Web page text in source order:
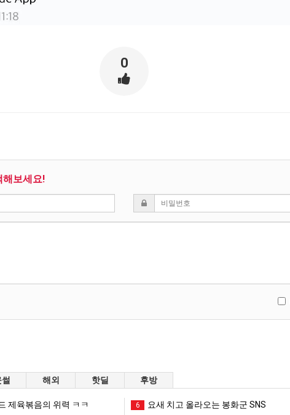
0
보세요!
해외 핫딜 후방
제육볶음의 위력 ㅋㅋ 6 요새 치고 올라오는 봉화군 SNS